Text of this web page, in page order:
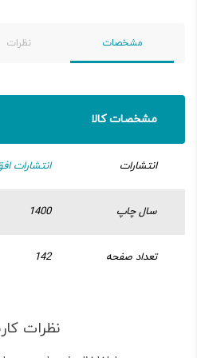
مشخصات نظرات
مشخصات کالا
انتشارات انتشارات
سال چاپ 1400
تعداد صفحه 142
نظرات